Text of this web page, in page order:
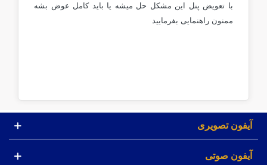
با تعویض پنل این مشکل حل میشه یا باید کامل عوض بشه
ممنون راهنمایی بفرمایید
آیفون تصویری
آیفون صوتی